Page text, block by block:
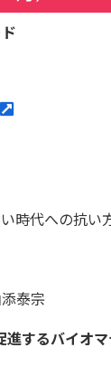
時代への抗
泰宗
するバイオ